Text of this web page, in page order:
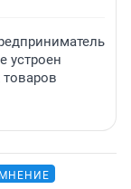
устроен
МНЕНИЕ